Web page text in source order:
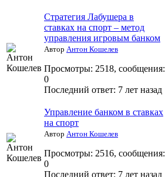
Стратегия Лабушера в
ставках на спорт – метод
управления игровым банком
Автор Антон Кошелев
Просмотры: 2518, сообщения:
0
Последний ответ: 7 лет назад
Управление банком в ставках
на спорт
Автор Антон Кошелев
Просмотры: 2516, сообщения:
0
Последний ответ: 7 лет назад